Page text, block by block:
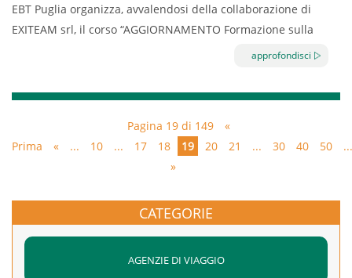
BASSO – 04.02.2026 – 06.02.2026 – BARI
EBT Puglia organizza, avvalendosi della collaborazione di
EXITEAM srl, il corso “AGGIORNAMENTO Formazione sulla
sicurezza nei luoghi di lavoro – Art.37 rischio basso” della
Il corso permette di assolvere gli obblighi di formazione
indicati dall’articolo 37 del D.Lgs. n. 81/2008 e s.m.i. a carico
di tutto il personale dipendente e dei soci lavoratori di
imprese classificate a rischio basso dall’Accordo Stato
approfondisci
Pagina 19 di 149
«
Prima
« ... 10 ... 17 18 19 20 21 ... 30 40 50
...
»
CATEGORIE
AGENZIE DI VIAGGIO